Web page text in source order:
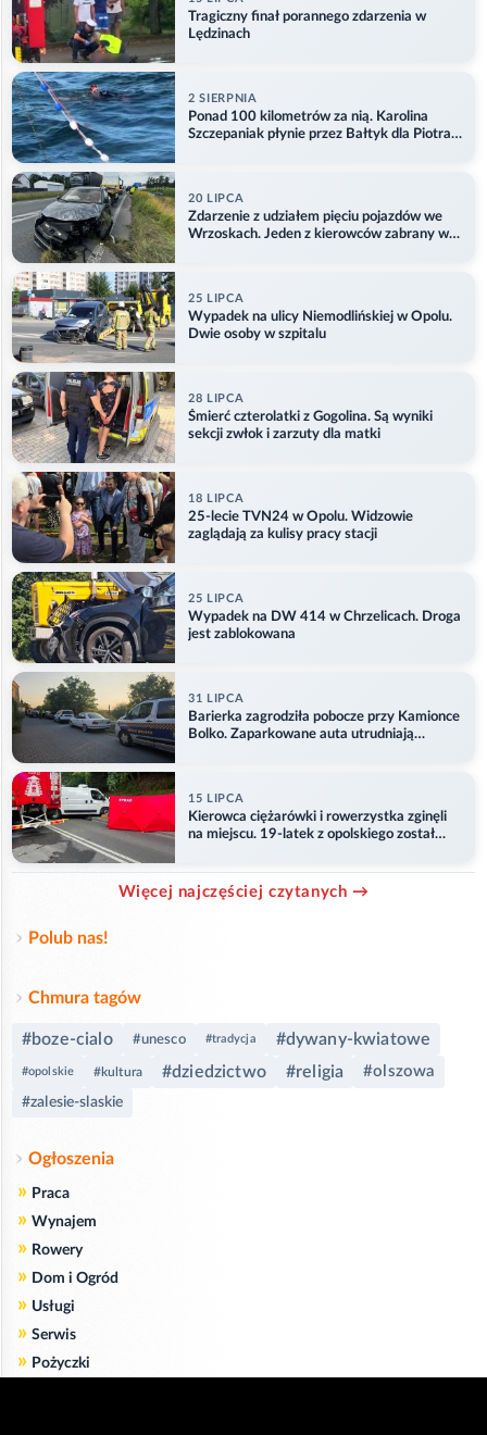
Tragiczny finał porannego zdarzenia w
Lędzinach
2 SIERPNIA
Ponad 100 kilometrów za nią. Karolina
Szczepaniak płynie przez Bałtyk dla Piotra.
20 LIPCA
Zdarzenie z udziałem pięciu pojazdów we
Wrzoskach. Jeden z kierowców zabrany w
25 LIPCA
Wypadek na ulicy Niemodlińskiej w Opolu.
Dwie osoby w szpitalu
28 LIPCA
Śmierć czterolatki z Gogolina. Są wyniki
sekcji zwłok i zarzuty dla matki
18 LIPCA
25-lecie TVN24 w Opolu. Widzowie
zaglądają za kulisy pracy stacji
25 LIPCA
Wypadek na DW 414 w Chrzelicach. Droga
jest zablokowana
31 LIPCA
Barierka zagrodziła pobocze przy Kamionce
Bolko. Zaparkowane auta utrudniają
15 LIPCA
Kierowca ciężarówki i rowerzystka zginęli
na miejscu. 19-latek z opolskiego został
Więcej najczęściej czytanych →
Polub nas!
Chmura tagów
#boze-cialo #unesco #tradycja #dywany-kwiatowe
#opolskie #kultura #dziedzictwo #religia #olszowa
#zalesie-slaskie
Ogłoszenia
» Praca
» Wynajem
» Rowery
» Dom i Ogród
» Usługi
» Serwis
» Pożyczki